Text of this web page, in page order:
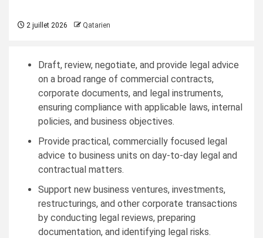
2 juillet 2026 Qatarien
Draft, review, negotiate, and provide legal advice
on a broad range of commercial contracts,
corporate documents, and legal instruments,
ensuring compliance with applicable laws, internal
policies, and business objectives.
Provide practical, commercially focused legal
advice to business units on day-to-day legal and
contractual matters.
Support new business ventures, investments,
restructurings, and other corporate transactions
by conducting legal reviews, preparing
documentation, and identifying legal risks.